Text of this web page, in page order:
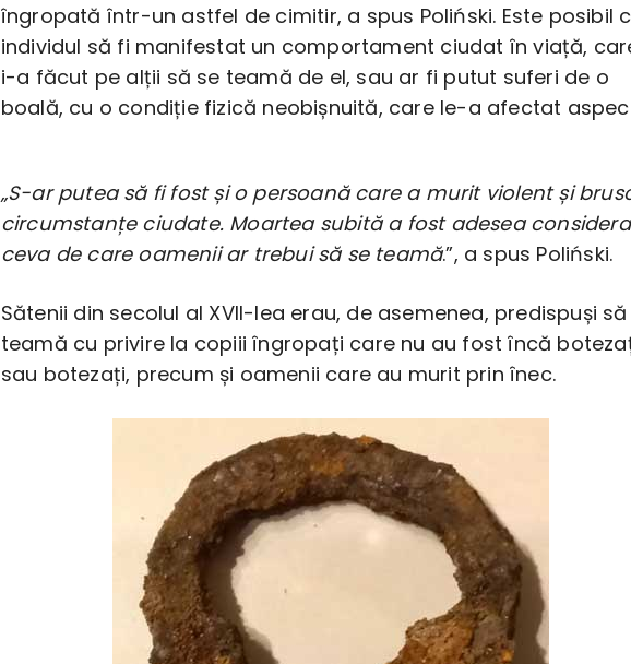
îngropată într-un astfel de cimitir, a spus Poliński. Este posibil
individul să fi manifestat un comportament ciudat în viață,
i-a făcut pe alții să se teamă de el, sau ar fi putut suferi de o
boală, cu o condiție fizică neobișnuită, care le-a afectat
„S-ar putea să fi fost și o persoană care a murit violent și
circumstanțe ciudate. Moartea subită a fost adesea
ceva de care oamenii ar trebui să se teamă.”, a spus Poliński.
Sătenii din secolul al XVII-lea erau, de asemenea, predispuși
teamă cu privire la copiii îngropați care nu au fost încă
sau botezați, precum și oamenii care au murit prin înec.